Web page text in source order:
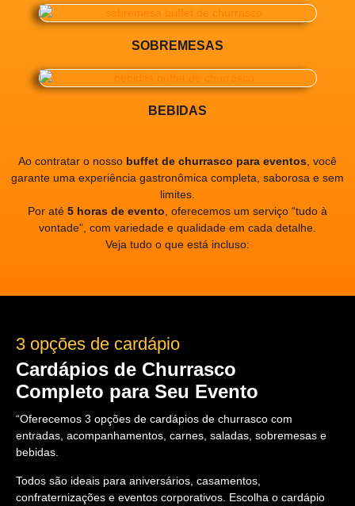
SOBREMESAS
BEBIDAS
Ao contratar o nosso buffet de churrasco para eventos , você
garante uma experiência gastronômica completa, saborosa e sem
limites.
Por até 5 horas de evento , oferecemos um serviço “tudo à
vontade”, com variedade e qualidade em cada detalhe.
Veja tudo o que está incluso:
3 opções de cardápio
Cardápios de Churrasco
Completo para Seu Evento
“Oferecemos 3 opções de cardápios de churrasco com
entradas, acompanhamentos, carnes, saladas, sobremesas e
bebidas.
Todos são ideais para aniversários, casamentos,
confraternizações e eventos corporativos. Escolha o cardápio